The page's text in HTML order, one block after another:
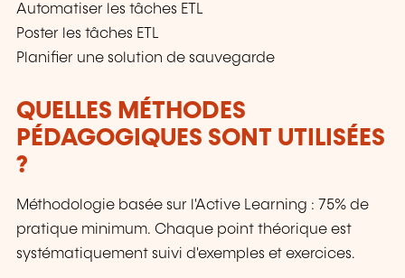
Automatiser les tâches ETL
Poster les tâches ETL
Planifier une solution de sauvegarde
QUELLES MÉTHODES
PÉDAGOGIQUES SONT UTILISÉES
?
Méthodologie basée sur l'Active Learning : 75% de
pratique minimum. Chaque point théorique est
systématiquement suivi d'exemples et exercices.